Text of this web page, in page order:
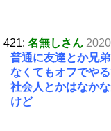
421: 名無しさん
普通に友達とか兄
なくてもオフでや
社会人とかはなか
けど